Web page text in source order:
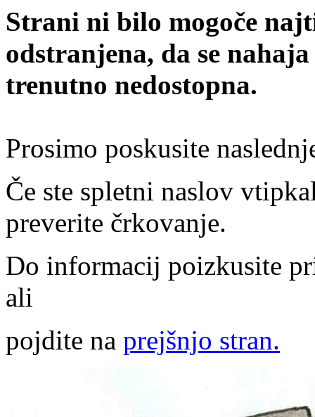
Strani ni bilo mogoče
odstranjena, da se
trenutno nedostopna.
Prosimo poskusite
Če ste spletni naslov
preverite črkovanje.
Do informacij poizkusite
ali
pojdite na prejšnjo stran.